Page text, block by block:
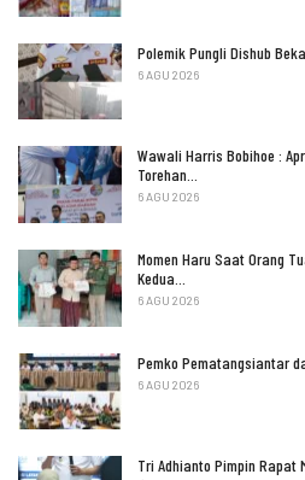
Polemik Pungli Dishub
6 AGU 2026
Wawali Harris Bobihoe :
Torehan…
6 AGU 2026
Momen Haru Saat Orang
Kedua…
6 AGU 2026
Pemko Pematangsiantar
6 AGU 2026
Tri Adhianto Pimpin Rapat